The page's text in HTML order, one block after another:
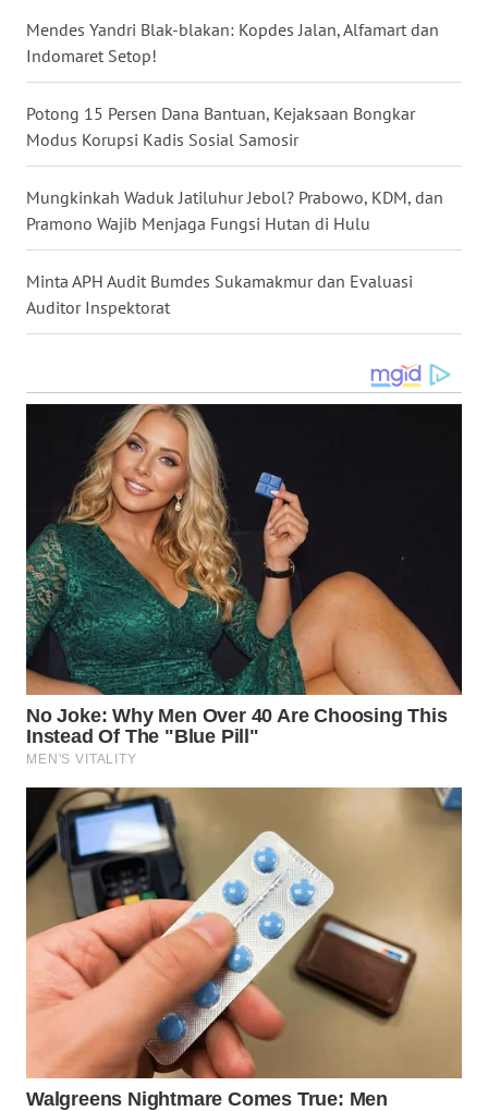
Mendes Yandri Blak-blakan: Kopdes Jalan, Alfamart dan
Indomaret Setop!
Potong 15 Persen Dana Bantuan, Kejaksaan Bongkar
Modus Korupsi Kadis Sosial Samosir
Mungkinkah Waduk Jatiluhur Jebol? Prabowo, KDM, dan
Pramono Wajib Menjaga Fungsi Hutan di Hulu
Minta APH Audit Bumdes Sukamakmur dan Evaluasi
Auditor Inspektorat
WN
WN
WN
JATIM
WN
BALI
KALBAR
KALTENG
WN
KALTARA
WN
KALSEL
WN
KALTIM
SULSEL
WN
GORONTALO
WN
SULUT
MALUKU
WN